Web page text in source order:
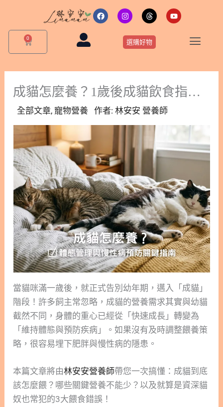
F
a
c
I
n
s
t
a
g
m
T
h
r
e
a
d
Y
o
u
0
購
物
籃
選購好物
成貓怎麼養？1歲後成貓飲食指南：破解3大餵食迷思、保養關鍵一次看！
全部文章, 寵物營養 作者:林安安 營養師
當貓咪滿一歲後，就正式告別幼年期，邁入「成貓」
階段！許多飼主常忽略，成貓的營養需求其實與幼貓
截然不同，身體的重心已經從「快速成長」轉變為
「維持體態與預防疾病」。如果沒有及時調整餵養策
略，很容易埋下肥胖與慢性病的隱患。
本篇文章將由林安安營養師帶您一次搞懂：成貓到底
該怎麼餵？哪些關鍵營養不能少？以及就算是資深貓
奴也常犯的3大餵食錯誤！